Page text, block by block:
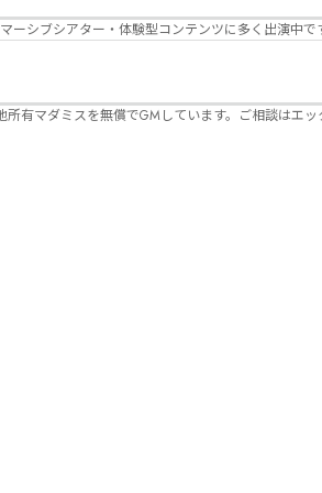
シブシアター・体験型コンテンツに多く出演中で
有マダミスを無償でGMしています。ご相談はエッ